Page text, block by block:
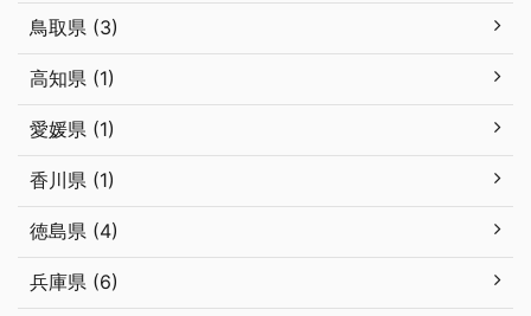
鳥取県 (3)
高知県 (1)
愛媛県 (1)
香川県 (1)
徳島県 (4)
兵庫県 (6)